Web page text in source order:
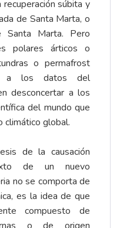
súbita y
de Santa Marta, o
Santa Marta. Pero
polares árticos o
o permafrost
a los datos del
desconcertar a los
del mundo que
climático global.
de la causación
de un nuevo
no se comporta de
es la idea de que
compuesto de